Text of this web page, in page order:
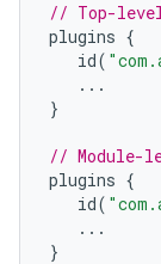
// Top-
plugins {
id(
...
}
// Module-
plugins {
id(
...
}